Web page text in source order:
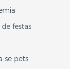
festas
se pets